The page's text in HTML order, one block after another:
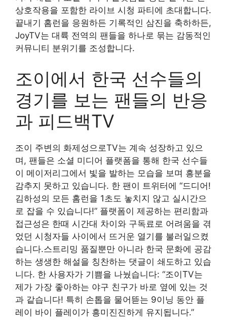
상호작용을 포함한 라이브 시청 파티에 초대합니다.
끝내기 홈런을 응원하든 기록적인 삼진을 축하하든,
JoyTV는 대륙 전역의 팬들을 하나로 묶는 감동적인
커뮤니티 분위기를 조성합니다.
조이에서 한국 선수들의
경기를 보는 팬들의 반응
과 피드백TV
조이 주변의 화제성으로TV는 계속 성장하고 있으
며, 팬들은 소셜 미디어 플랫폼을 통해 한국 선수들
이 메이저리그에서 빛을 발하는 모습을 보며 흥분을
감추지 못하고 있습니다. 한 팬이 트위터에 “드디어!
김하성의 모든 홈런을 1초도 놓치지 않고 실시간으
로 잡을 수 있습니다!” 플랫폼이 제공하는 편리함과
접근성은 한때 시간대 차이와 구독료로 어려움을 겪
었던 시청자들 사이에서 뜨거운 열기를 불러일으켰
습니다.스트리밍 품질뿐만 아니라 한국 문화에 공감
하는 생생한 해설을 칭찬하는 댓글이 쇄도하고 있습
니다. 한 사용자가 기쁨을 나눴습니다: “조이TV는
제가 가장 좋아하는 야구 친구가 바로 옆에 있는 것
과 같습니다! 특히 손톱을 물어뜯는 9이닝 동안 플
레이 바이 플레이가 흥미진진하게 유지됩니다.”